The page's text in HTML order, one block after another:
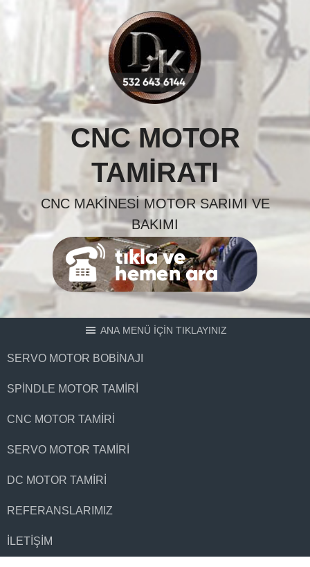
CNC MOTOR
TAMIRATI
CNC MAKINESI MOTOR SARIMI VE
BAKIMI
ANA MENÜ İÇİN TIKLAYINIZ
SERVO MOTOR BOBINAJI
SPINDLE MOTOR TAMIRI
CNC MOTOR TAMIRI
SERVO MOTOR TAMIRI
DC MOTOR TAMIRI
REFERANSLARIMIZ
İLETIŞIM